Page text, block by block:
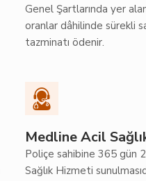
Genel Şartlarında yer
oranlar dâhilinde sürekli
tazminatı ödenir.
Medline Acil
Poliçe sahibine 365 gün
Sağlık Hizmeti